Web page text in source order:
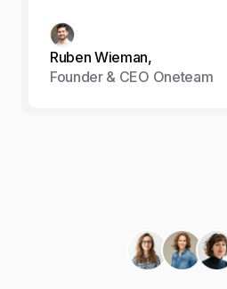
Ruben Wieman,
Founder & CEO Oneteam